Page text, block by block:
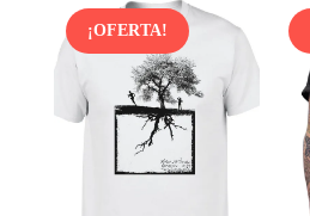
¡OFERTA!